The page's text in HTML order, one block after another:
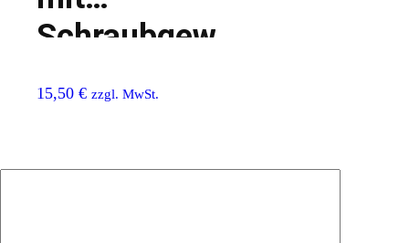
Schraubgewinde
15,50 € zzgl. MwSt.